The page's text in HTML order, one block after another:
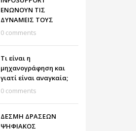
ΕΝΩΝΟΥΝ ΤΙΣ
ΔΥΝΑΜΕΙΣ ΤΟΥΣ
0 comments
Τι είναι η
μηχανογράφηση και
γιατί είναι αναγκαία;
0 comments
ΔΕΣΜΗ ΔΡΑΣΕΩΝ
ΨΗΦΙΑΚΟΣ